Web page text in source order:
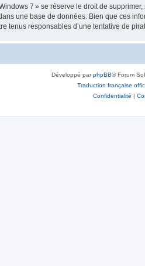
7 » se réserve le droit de
une base de données. Bien que ces
tenus responsables d’une tentative de
Développé parphpBB® Forum
Traduction française
Confidentialité |